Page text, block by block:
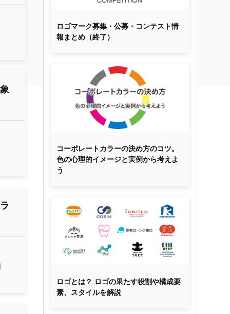
ロゴマーク募集・公募・コンテスト情
報まとめ（終了）
コーポレートカラーの決め方のコツ。
色の心理的イメージと実例から考えよ
う
ロゴとは？ ロゴの果たす役割や構成要
素、スタイルを解説